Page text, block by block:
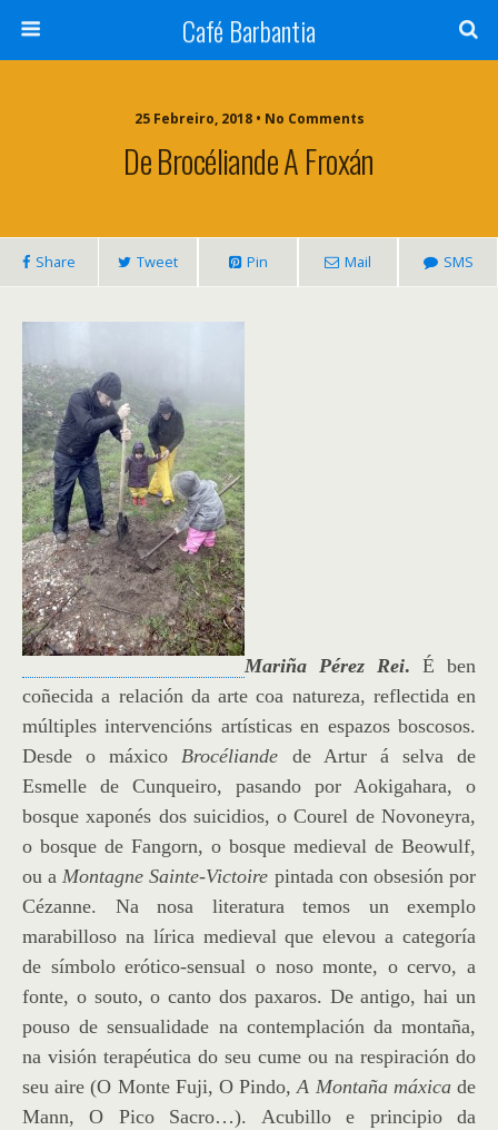
Café Barbantia
25 Febreiro, 2018 • No Comments
De Brocéliande A Froxán
Share Tweet Pin Mail SMS
Mariña Pérez Rei. É ben
coñecida a relación da arte coa natureza, reflectida en
múltiples intervencións artísticas en espazos boscosos.
Desde o máxicoBrocéliande de Artur á selva de
Esmelle de Cunqueiro, pasando por Aokigahara, o
bosque xaponés dos suicidios, o Courel de Novoneyra,
o bosque de Fangorn, o bosque medieval de Beowulf,
ou aMontagne Sainte-Victoire pintada con obsesión por
Cézanne. Na nosa literatura temos un exemplo
marabilloso na lírica medieval que elevou a categoría
de símbolo erótico-sensual o noso monte, o cervo, a
fonte, o souto, o canto dos paxaros. De antigo, hai un
pouso de sensualidade na contemplación da montaña,
na visión terapéutica do seu cume ou na respiración do
seu aire (O Monte Fuji, O Pindo,A Montaña máxicade
Mann, O Pico Sacro…). Acubillo e principio da